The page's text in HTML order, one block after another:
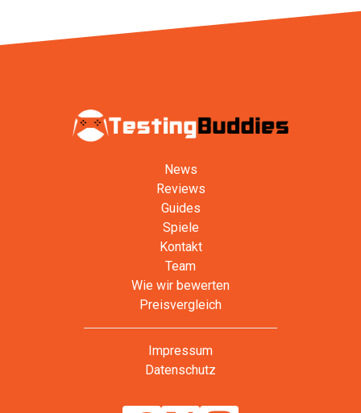
News
Reviews
Guides
Spiele
Kontakt
Team
Wie wir bewerten
Preisvergleich
Impressum
Datenschutz